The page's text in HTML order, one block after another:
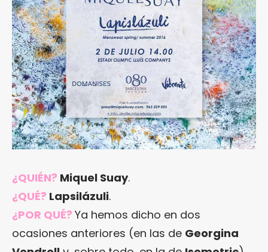
¿QUIÉN? Miquel Suay.
¿QUÉ? Lapsilázuli.
¿POR QUÉ? Ya hemos dicho en dos
ocasiones anteriores (en las de Georgina